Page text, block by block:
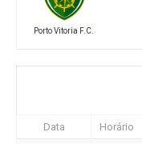
Porto Vitoria F.C.
Data Horário